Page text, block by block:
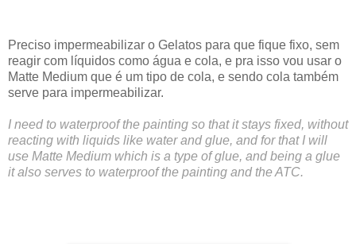
Preciso impermeabilizar o Gelatos para que fique fixo, sem
reagir com líquidos como água e cola, e pra isso vou usar o
Matte Medium que é um tipo de cola, e sendo cola também
serve para impermeabilizar.
I need to waterproof the painting so that it stays fixed, without
reacting with liquids like water and glue, and for that I will
use Matte Medium which is a type of glue, and being a glue
it also serves to waterproof the painting and the ATC.